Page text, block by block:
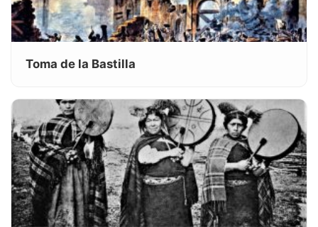
Toma de la Bastilla